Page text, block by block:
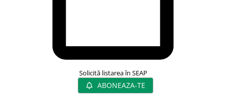
Aspiratoare de fum
Consumabile medicale si Accesorii
Solicită listarea în SEAP
ABONEAZA-TE